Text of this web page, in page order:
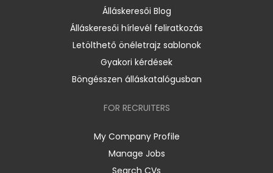
Álláskeresői Blog
Álláskeresői hírlevél feliratkozás
Letölthető önéletrajz sablonok
Gyakori kérdések
Böngésszen álláskatalógusban
FOR RECRUITERS
My Company Profile
Manage Jobs